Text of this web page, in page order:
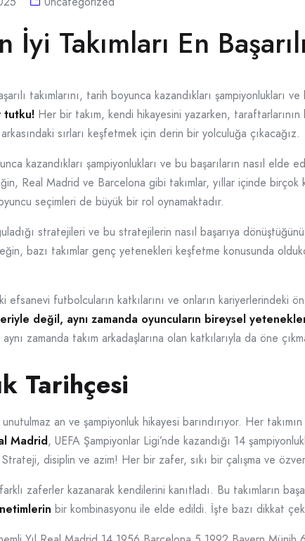
İyi Takımları En
takımlarını, tarih boyunca kazandıkları şampiyonlukları
tutku! Her bir takım, kendi hikayesini yazarken,
sırları keşfetmek için derin bir yolculuğa çıkacağız.
kazandıkları şampiyonlukları ve bu başarıların nasıl elde
Real Madrid ve Barcelona gibi takımlar, yıllar içinde birçok
seçimleri de büyük bir rol oynamaktadır.
stratejileri ve bu stratejilerin nasıl başarıya
bazı takımlar genç yetenekleri keşfetme konusunda
efsanevi futbolcuların katkılarını ve onların kariyerlerindeki
değil, aynı zamanda oyuncuların bireysel
zamanda takım arkadaşlarına olan katkılarıyla da öne
Tarihçesi
an ve şampiyonluk hikayesi barındırıyor. Her
Madrid, UEFA Şampiyonlar Ligi’nde kazandığı 14
Strateji, disiplin ve azim! Her bir zafer, sıkı bir çalışma ve
zaferler kazanarak kendilerini kanıtladı. Bu takımların
bir kombinasyonu ile elde edildi. İşte bazı dikkat